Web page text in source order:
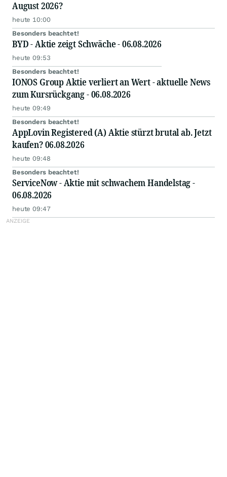
August 2026?
heute 10:00
Besonders beachtet!
BYD - Aktie zeigt Schwäche - 06.08.2026
heute 09:53
Besonders beachtet!
IONOS Group Aktie verliert an Wert - aktuelle News
zum Kursrückgang - 06.08.2026
heute 09:49
Besonders beachtet!
AppLovin Registered (A) Aktie stürzt brutal ab. Jetzt
kaufen? 06.08.2026
heute 09:48
Besonders beachtet!
ServiceNow - Aktie mit schwachem Handelstag -
06.08.2026
heute 09:47